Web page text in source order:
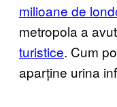
milioane de
metropola a avut
turistice. Cum
aparține urina